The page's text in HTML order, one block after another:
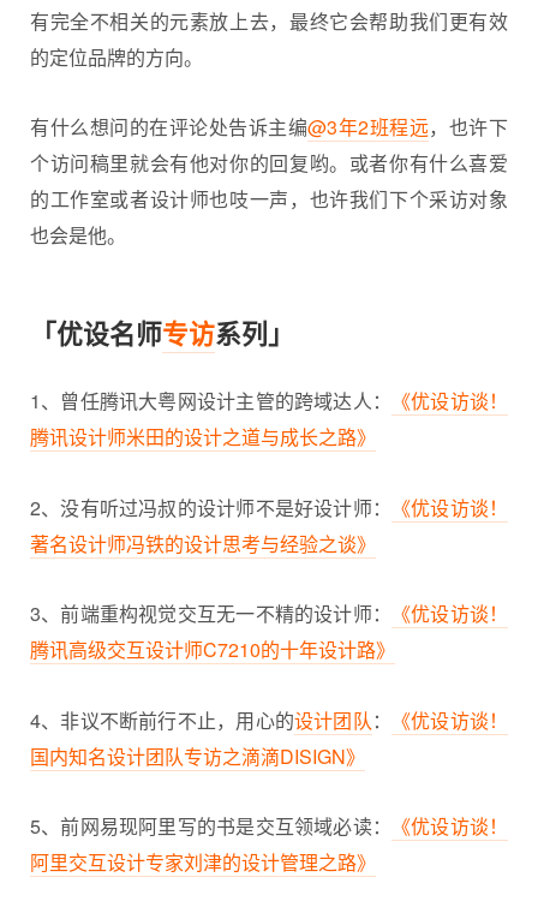
有完全不相关的元素放上去，最终它会帮助我们更有效
的定位品牌的方向。
有什么想问的在评论处告诉主编@3年2班程远，也许下
个访问稿里就会有他对你的回复哟。或者你有什么喜爱
的工作室或者设计师也吱一声，也许我们下个采访对象
也会是他。
「优设名师专访系列」
1、曾任腾讯大粤网设计主管的跨域达人：
《优设访谈！
腾讯设计师米田的设计之道与成长之路》
2、没有听过冯叔的设计师不是好设计师：
《优设访谈！
著名设计师冯铁的设计思考与经验之谈》
3、前端重构视觉交互无一不精的设计师：
《优设访谈！
腾讯高级交互设计师C7210的十年设计路》
4、非议不断前行不止，用心的设计团队：
《优设访谈！
国内知名设计团队专访之滴滴DISIGN》
5、前网易现阿里写的书是交互领域必读：
《优设访谈！
阿里交互设计专家刘津的设计管理之路》